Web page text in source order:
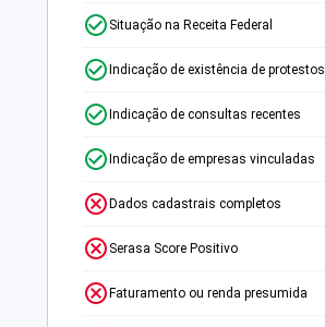
Situação na Receita Federal
Indicação de existência de protestos
Indicação de consultas recentes
Indicação de empresas vinculadas
Dados cadastrais completos
Serasa Score Positivo
Faturamento ou renda presumida